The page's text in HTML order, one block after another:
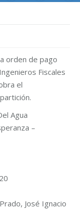
orden de pago
Fiscales
el
Agua
–
José Ignacio